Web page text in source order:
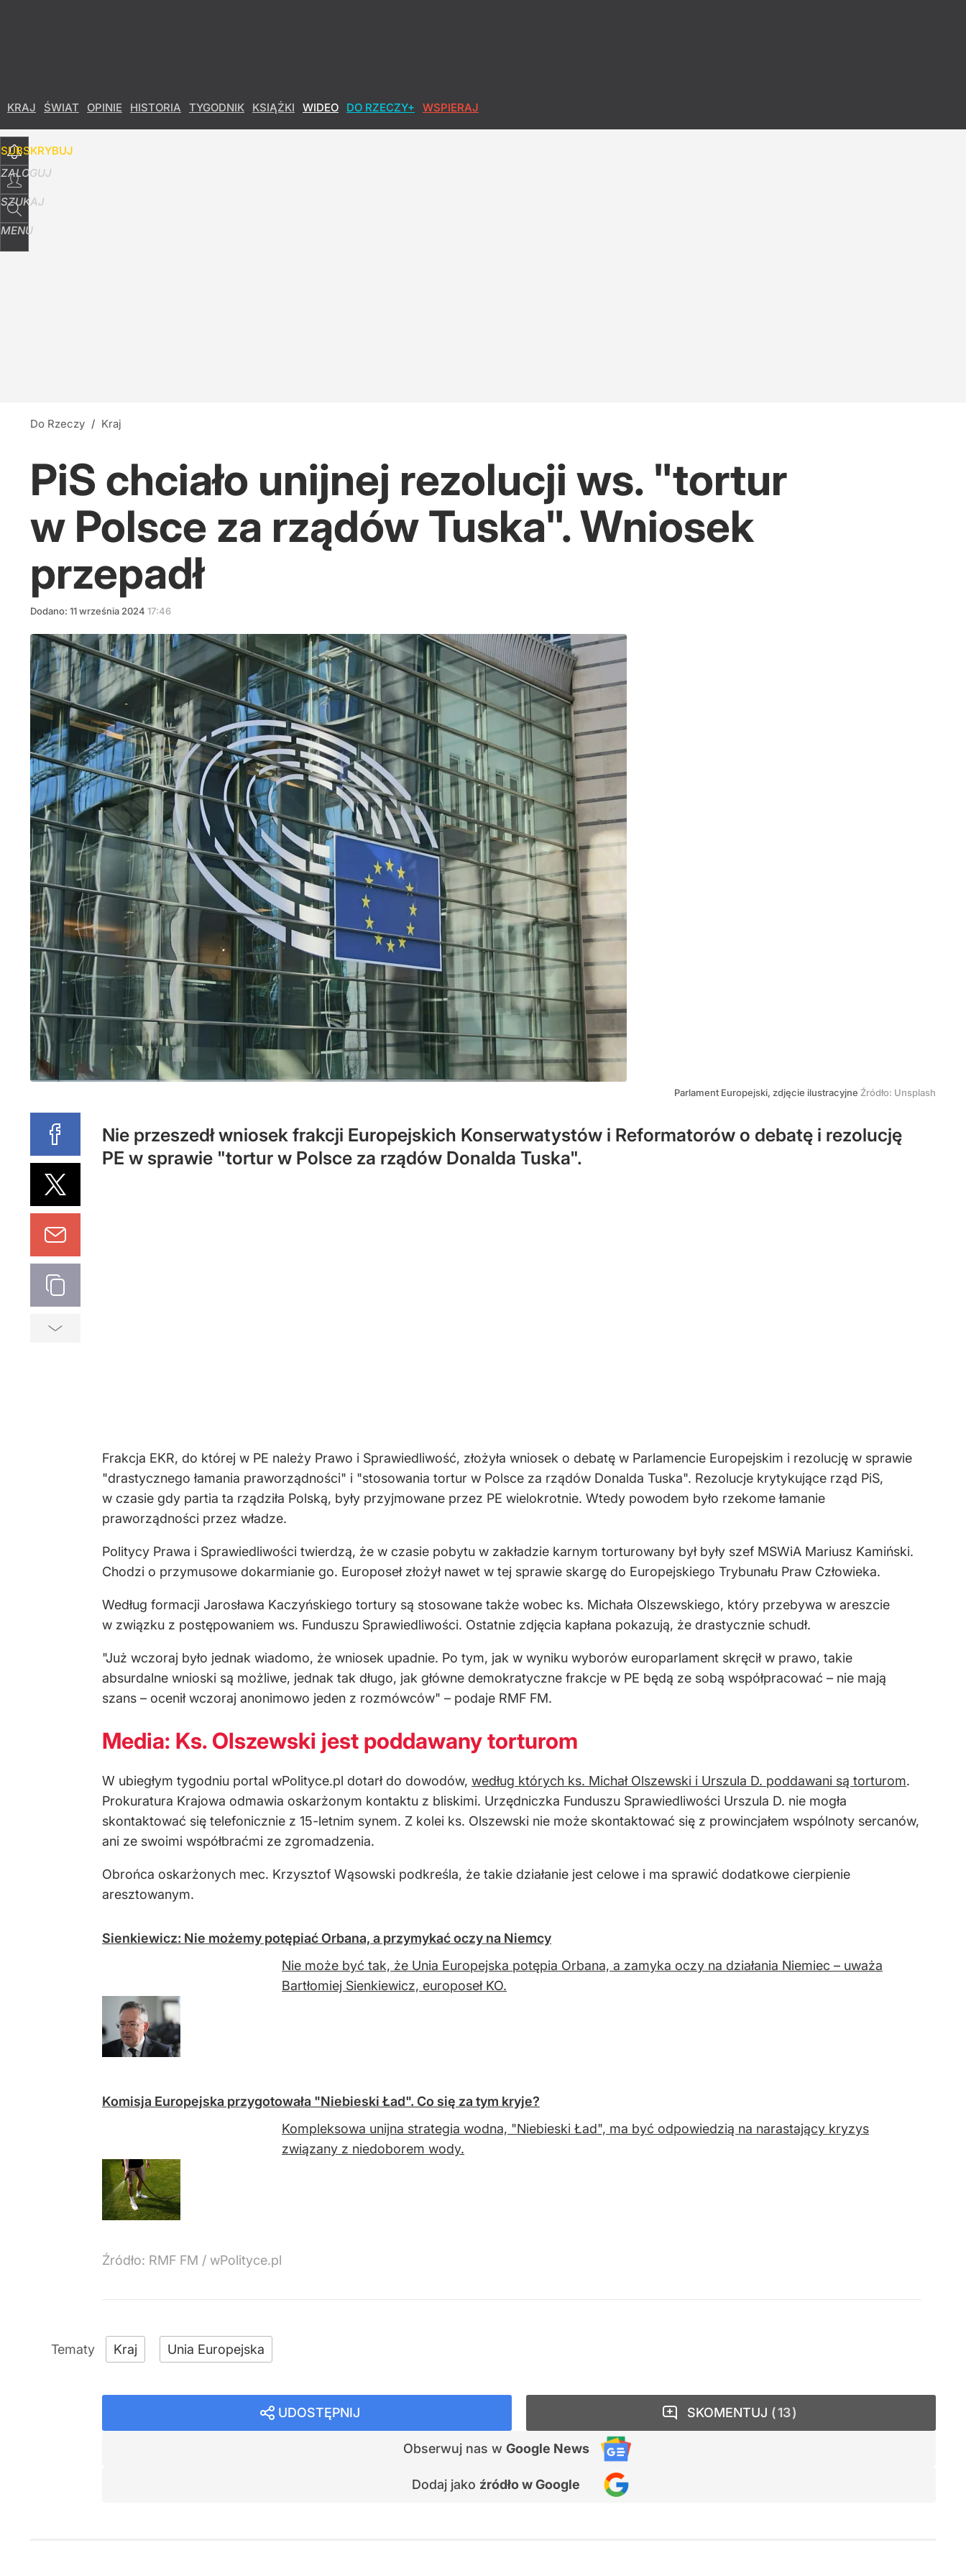
KRAJ ŚWIAT OPINIE HISTORIA TYGODNIK KSIĄŻKI WIDEO DO RZECZY+ WSPIERAJ
SUBSKRYBUJ
ZALOGUJ
SZUKAJ
MENU
Do Rzeczy / Kraj
PiS chciało unijnej rezolucji ws. "tortur
w Polsce za rządów Tuska". Wniosek
przepadł
Dodano: 11września 2024 17:46
Parlament Europejski, zdjęcie ilustracyjne Źródło: Unsplash
Nie przeszedł wniosek frakcji Europejskich Konserwatystów i Reformatorów o debatę i rezolucję
PE w sprawie "tortur w Polsce za rządów Donalda Tuska".
Frakcja EKR, do której w PE należy Prawo i Sprawiedliwość, złożyła wniosek o debatę w Parlamencie Europejskim i rezolucję w sprawie
"drastycznego łamania praworządności" i "stosowania tortur w Polsce za rządów Donalda Tuska". Rezolucje krytykujące rząd PiS,
w czasie gdy partia ta rządziła Polską, były przyjmowane przez PE wielokrotnie. Wtedy powodem było rzekome łamanie
praworządności przez władze.
Politycy Prawa i Sprawiedliwości twierdzą, że w czasie pobytu w zakładzie karnym torturowany był były szef MSWiA Mariusz Kamiński.
Chodzi o przymusowe dokarmianie go. Europoseł złożył nawet w tej sprawie skargę do Europejskiego Trybunału Praw Człowieka.
Według formacji Jarosława Kaczyńskiego tortury są stosowane także wobec ks. Michała Olszewskiego, który przebywa w areszcie
w związku z postępowaniem ws. Funduszu Sprawiedliwości. Ostatnie zdjęcia kapłana pokazują, że drastycznie schudł.
"Już wczoraj było jednak wiadomo, że wniosek upadnie. Po tym, jak w wyniku wyborów europarlament skręcił w prawo, takie
absurdalne wnioski są możliwe, jednak tak długo, jak główne demokratyczne frakcje w PE będą ze sobą współpracować – nie mają
szans – ocenił wczoraj anonimowo jeden z rozmówców" – podaje RMF FM.
Media: Ks. Olszewski jest poddawany torturom
W ubiegłym tygodniu portal wPolityce.pl dotarł do dowodów, według których ks. Michał Olszewski i Urszula D. poddawani są torturom.
Prokuratura Krajowa odmawia oskarżonym kontaktu z bliskimi. Urzędniczka Funduszu Sprawiedliwości Urszula D. nie mogła
skontaktować się telefonicznie z 15-letnim synem. Z kolei ks. Olszewski nie może skontaktować się z prowincjałem wspólnoty sercanów,
ani ze swoimi współbraćmi ze zgromadzenia.
Obrońca oskarżonych mec. Krzysztof Wąsowski podkreśla, że takie działanie jest celowe i ma sprawić dodatkowe cierpienie
aresztowanym.
Sienkiewicz: Nie możemy potępiać Orbana, a przymykać oczy na Niemcy
Nie może być tak, że Unia Europejska potępia Orbana, a zamyka oczy na działania Niemiec – uważa
Bartłomiej Sienkiewicz, europoseł KO.
Komisja Europejska przygotowała "Niebieski Ład". Co się za tym kryje?
Kompleksowa unijna strategia wodna, "Niebieski Ład", ma być odpowiedzią na narastający kryzys
związany z niedoborem wody.
Źródło: RMF FM / wPolityce.pl
Kraj Unia Europejska
UDOSTĘPNIJ
Obserwuj nas w Google News
Dodaj jako źródło w Google
SKOMENTUJ 13